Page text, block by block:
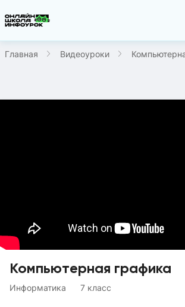
Главная Видеоуроки
Компьютерная графика
Информатика 7 класс